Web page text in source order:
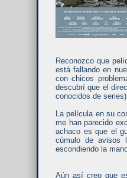
Reconozco que
está fallando en
con chicos
descubrí que el
conocidos de
La película en su
me han parecido
achaco es que el
cúmulo de avisos
escondiendo la
Aún así creo que